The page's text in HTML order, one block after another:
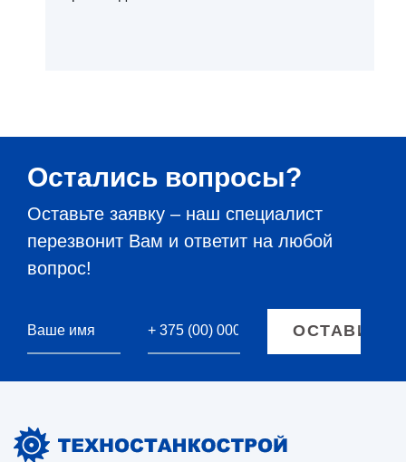
Остались вопросы?
Оставьте заявку – наш специалист
перезвонит Вам и ответит на любой
вопрос!